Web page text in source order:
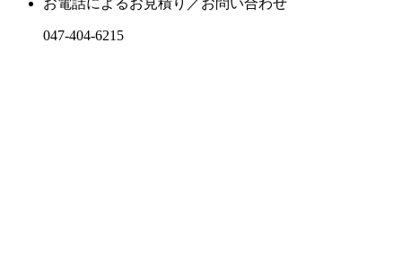
お電話によるお見積り／お問い合わせ
047-404-6215